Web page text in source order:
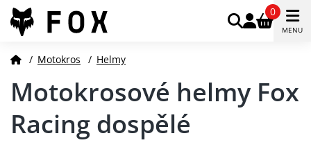
0
MENU
/ Motokros / Helmy
Motokrosové helmy Fox
Racing dospělé